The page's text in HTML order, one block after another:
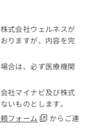
式会社ウェルネスが
りますが、内容を完
合は、必ず医療機関
社マイナビ及び株式
いものとします。
フォーム
からご連